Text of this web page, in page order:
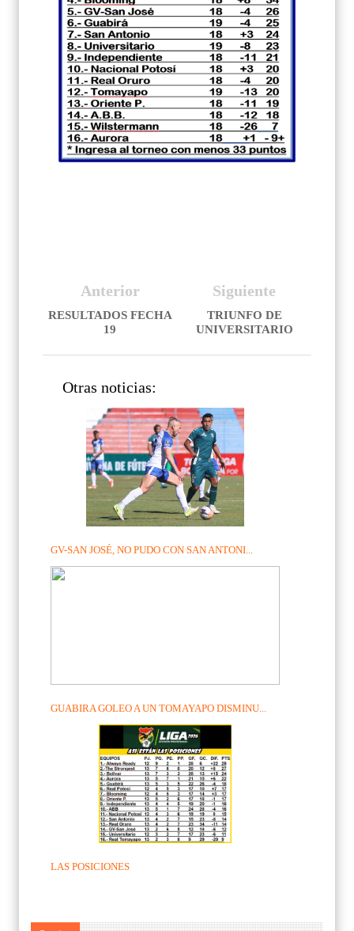
Siguiente
TRIUNFO DE
UNIVERSITARIO
Anterior
RESULTADOS FECHA
19
Otras noticias:
GV-SAN JOSÉ, NO PUDO CON SAN ANTONI...
GUABIRA GOLEO A UN TOMAYAPO DISMINU...
LAS POSICIONES